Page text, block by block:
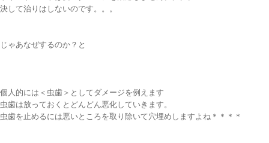
決して治りはしないのです。。。
じゃあなぜするのか？と
個人的には＜虫歯＞としてダメージを例えます
虫歯は放っておくとどんどん悪化していきます。
虫歯を止めるには悪いところを取り除いて穴埋めしますよね＊＊＊＊